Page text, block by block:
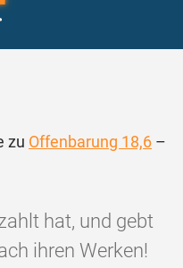
zu Offenbarung 18,6 –
hat, und gebt
ihren Werken!